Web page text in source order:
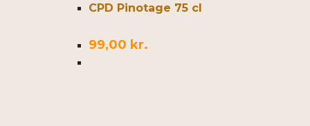
CPD Pinotage 75 cl
99,00 kr.